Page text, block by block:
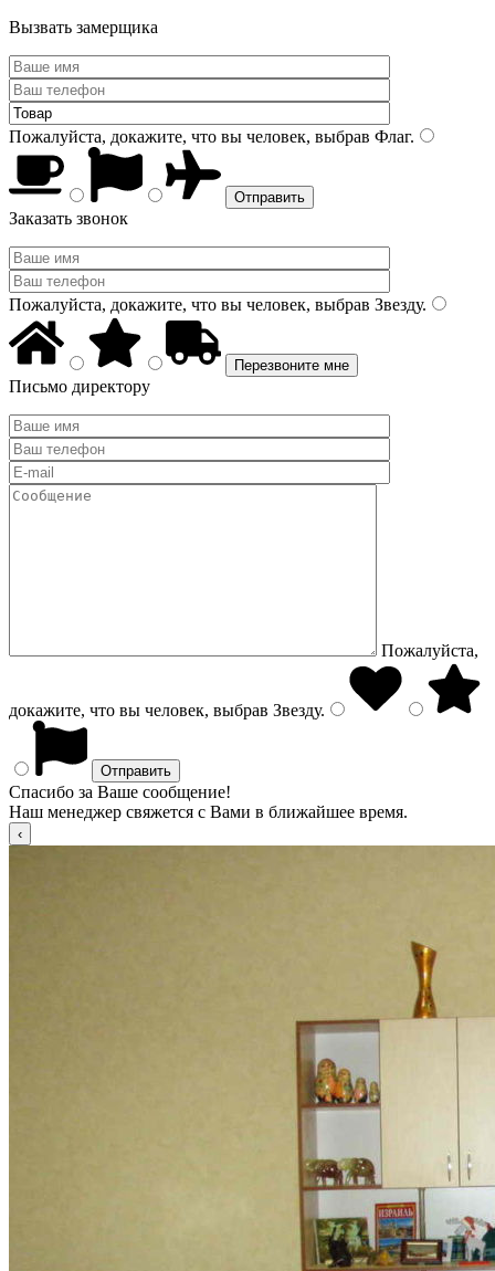
Вызвать замерщика
Пожалуйста, докажите, что вы человек, выбрав Флаг.
Заказать звонок
Пожалуйста, докажите, что вы человек, выбрав Звезду.
Письмо директору
Пожалуйста,
докажите, что вы человек, выбрав Звезду.
Спасибо за Ваше сообщение!
Наш менеджер свяжется с Вами в ближайшее время.